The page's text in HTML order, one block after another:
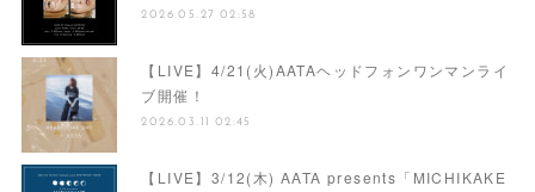
2026.05.27 02:58
【LIVE】4/21(火)AATAヘッドフォンワンマンライ
ブ開催！
2026.03.11 02:45
【LIVE】3/12(木) AATA presents「MICHIKAKE